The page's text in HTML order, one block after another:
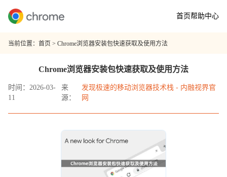
首页帮助中心
当前位置： 首页 > Chrome浏览器安装包快速获取及使用方法
Chrome浏览器安装包快速获取及使用方法
时间：2026-03-
11
来
源：
发现极速的移动浏览器技术栈 - 内融视界官
网